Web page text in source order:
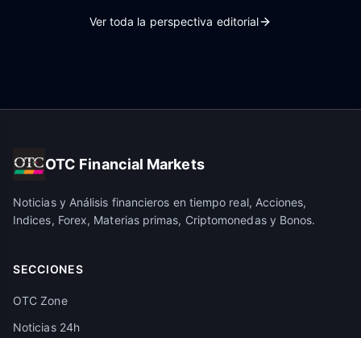
Ver toda la perspectiva editorial
OTC Financial Markets
Noticias y Análisis financieros en tiempo real, Acciones,
Indices, Forex, Materias primas, Criptomonedas y Bonos.
SECCIONES
OTC Zone
Noticias 24h